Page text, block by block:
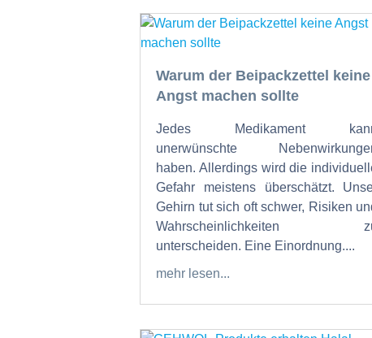
Warum der Beipackzettel keine
Angst machen sollte
Jedes Medikament
unerwünschte
haben. Allerdings wird die
Gefahr meistens überschätzt.
Gehirn tut sich oft schwer, Risiken
Wahrscheinlichkeiten
unterscheiden. Eine Einordnung....
mehr lesen...